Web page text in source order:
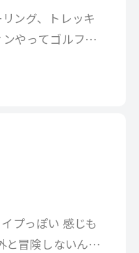
ング、トレッキ
やってゴルフし
んw 地
プっぽい 感じも
と冒険しないんだ